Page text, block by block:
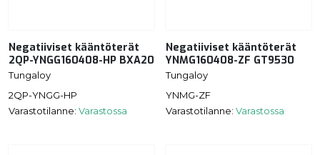
Negatiiviset kääntöterät
2QP-YNGG160408-HP BXA20
Tungaloy
2QP-YNGG-HP
Varastotilanne: Varastossa
Negatiiviset kääntöterät
YNMG160408-ZF GT9530
Tungaloy
YNMG-ZF
Varastotilanne: Varastossa